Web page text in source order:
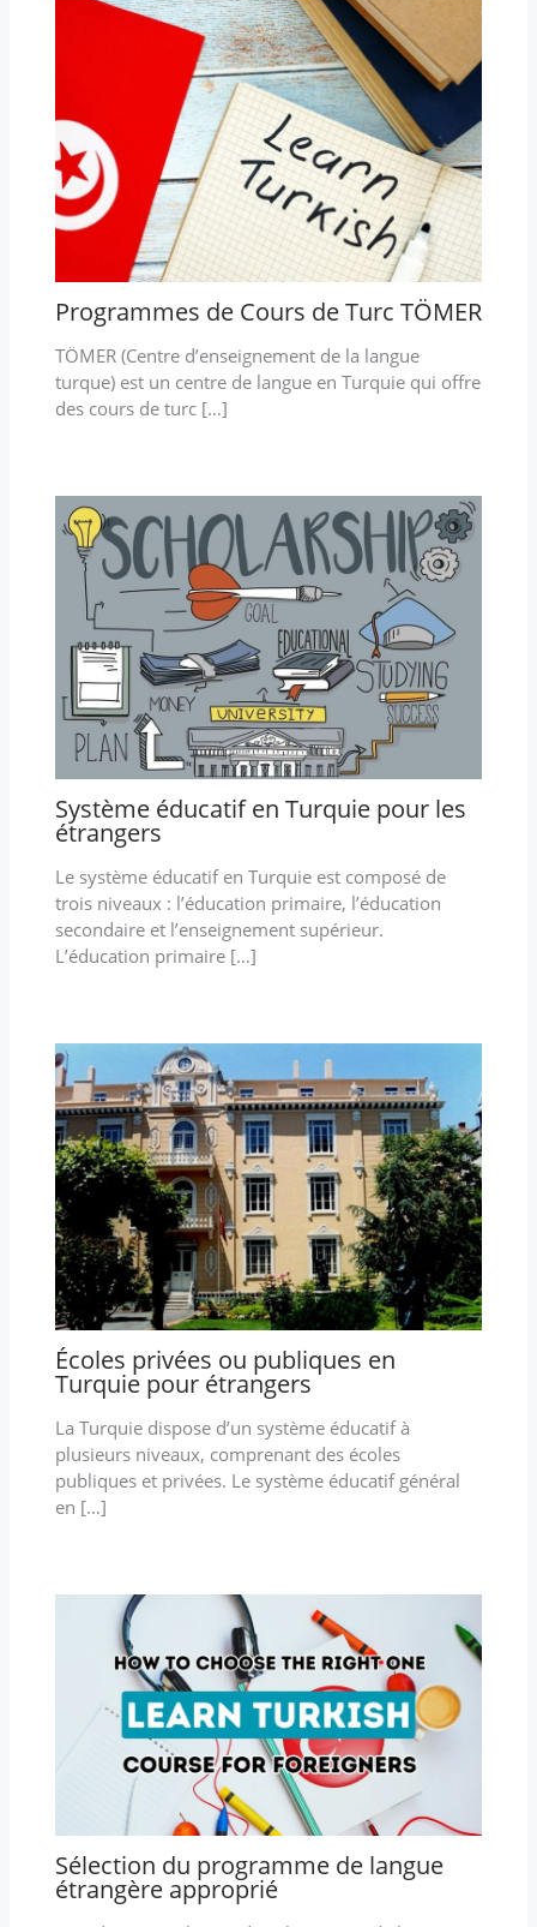
Programmes de Cours de Turc TÖMER
TÖMER (Centre d’enseignement de la langue
turque) est un centre de langue en Turquie qui offre
des cours de turc […]
Système éducatif en Turquie pour les
étrangers
Le système éducatif en Turquie est composé de
trois niveaux : l’éducation primaire, l’éducation
secondaire et l’enseignement supérieur.
L’éducation primaire […]
Écoles privées ou publiques en
Turquie pour étrangers
La Turquie dispose d’un système éducatif à
plusieurs niveaux, comprenant des écoles
publiques et privées. Le système éducatif général
en […]
Sélection du programme de langue
étrangère approprié